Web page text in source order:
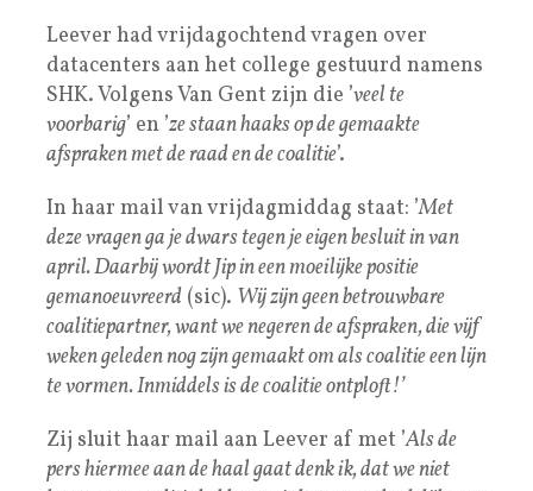
Leever had vrijdagochtend vragen over
datacenters aan het college gestuurd namens
SHK. Volgens Van Gent zijn die ’veel te
voorbarig’ en ’ze staan haaks op de gemaakte
afspraken met de raad en de coalitie’.
In haar mail van vrijdagmiddag staat: ’Met
deze vragen ga je dwars tegen je eigen besluit in van
april. Daarbij wordt Jip in een moeilijke positie
gemanoeuvreerd (sic). Wij zijn geen betrouwbare
coalitiepartner, want we negeren de afspraken, die vijf
weken geleden nog zijn gemaakt om als coalitie een lijn
te vormen. Inmiddels is de coalitie ontploft!’
Zij sluit haar mail aan Leever af met ’Als de
pers hiermee aan de haal gaat denk ik, dat we niet